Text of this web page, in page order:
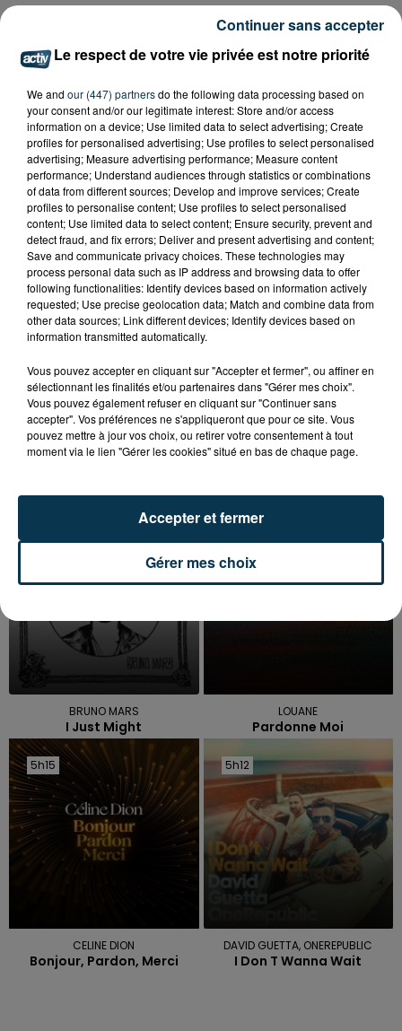
TITRES DIFFUSÉS
BRUNO MARS
I Just Might
LOUANE
Pardonne Moi
5h15
5h15
CELINE DION
Bonjour, Pardon, Merci
5h12
5h12
DAVID GUETTA, ONEREPUBLIC
I Don T Wanna Wait
Le respect de votre vie privée est notre priorité
We and our (447) partnersdo the following data processing based on
your consent and/or our legitimate interest: Store and/or access
information on a device; Use limited data to select advertising; Create
profiles for personalised advertising; Use profiles to select personalised
advertising; Measure advertising performance; Measure content
performance; Understand audiences through statistics or combinations
of data from different sources; Develop and improve services; Create
profiles to personalise content; Use profiles to select personalised
content; Use limited data to select content; Ensure security, prevent and
detect fraud, and fix errors; Deliver and present advertising and content;
Save and communicate privacy choices. These technologies may
process personal data such as IP address and browsing data to offer
following functionalities: Identify devices based on information actively
requested; Use precise geolocation data; Match and combine data from
other data sources; Link different devices; Identify devices based on
information transmitted automatically.
Vous pouvez accepter en cliquant sur "Accepter et fermer", ou affiner en
sélectionnant les finalités et/ou partenaires dans "Gérer mes choix".
Vous pouvez également refuser en cliquant sur "Continuer sans
accepter". Vos préférences ne s'appliqueront que pour ce site. Vous
pouvez mettre à jour vos choix, ou retirer votre consentement à tout
moment via le lien "Gérer les cookies" situé en bas de chaque page.
Gérer mes choix
Accepter et fermer
Continuer sans accepter